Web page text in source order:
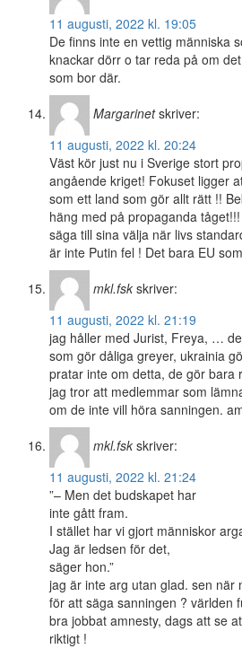
11 augusti, 2022 kl. 19:05
De finns inte en vettig människa
knackar dörr o tar reda på om
som bor där.
Margarinet skriver:
11 augusti, 2022 kl. 20:24
Väst kör just nu i Sverige stort
angående kriget! Fokuset ligger
som ett land som gör allt rätt !!
häng med på propaganda
säga till sina välja när livs
är inte Putin fel ! Det bara EU
mkl.fsk skriver:
11 augusti, 2022 kl. 21:19
jag håller med Jurist, Freya, …
som gör dåliga greyer, ukrainia
pratar inte om detta, de gör bara
jag tror att medlemmar som
om de inte vill höra sanningen.
mkl.fsk skriver:
11 augusti, 2022 kl. 21:24
”– Men det budskapet har
inte gått fram.
I stället har vi gjort människor
Jag är ledsen för det,
säger hon.”
jag är inte arg utan glad. sen när
för att säga sanningen ? världen
bra jobbat amnesty, dags att se
riktigt !